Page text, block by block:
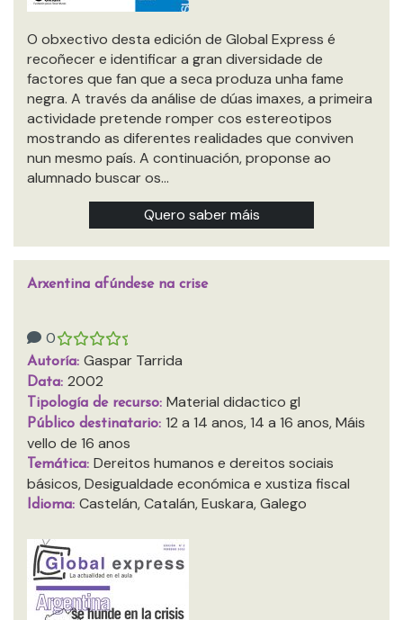
O obxectivo desta edición de Global Express é
recoñecer e identificar a gran diversidade de
factores que fan que a seca produza unha fame
negra. A través da análise de dúas imaxes, a primeira
actividade pretende romper cos estereotipos
mostrando as diferentes realidades que conviven
nun mesmo país. A continuación, proponse ao
alumnado buscar os…
Quero saber máis
Arxentina afúndese na crise
0
Autoría: Gaspar Tarrida
Data: 2002
Tipología de recurso: Material didactico gl
Público destinatario: 12 a 14 anos, 14 a 16 anos, Máis
vello de 16 anos
Temática: Dereitos humanos e dereitos sociais
básicos, Desigualdade económica e xustiza fiscal
Idioma: Castelán, Catalán, Euskara, Galego